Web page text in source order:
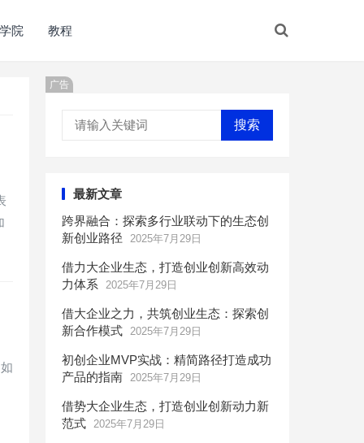
院 教程
广告
搜索
最新文章
跨界融合：探索多行业联动下的生态创
新创业路径
2025年7月29日
借力大企业生态，打造创业创新高效动
力体系
2025年7月29日
借大企业之力，共筑创业生态：探索创
新合作模式 2025年7月29日
初创企业MVP实战：精简路径打造成功
产品的指南 2025年7月29日
借势大企业生态，打造创业创新动力新
范式 2025年7月29日